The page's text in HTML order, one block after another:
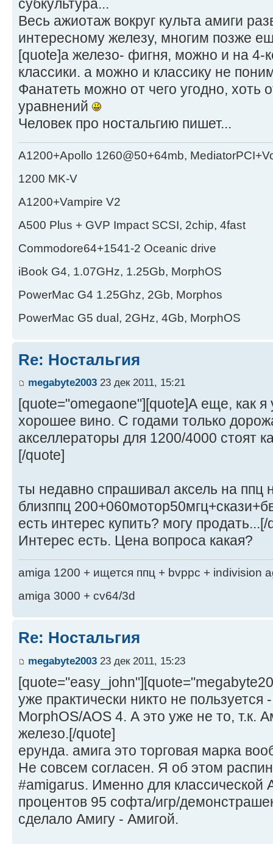
субкультура...
Весь ажиотаж вокруг культа амиги
интересному железу, многим позже
[quote]а железо- фигня, можно и на
классики. а можно и классику не
Фанатеть можно от чего угодно,
уравнений
Человек про ностальгию пишет...
A1200+Apollo 1260@50+64mb,
1200 MK-V
A1200+Vampire V2
А500 Plus + GVP Impact SCSI, 2chip, 4fast
Commodore64+1541-2 Oceanic drive
iBook G4, 1.07GHz, 1.25Gb, MorphOS
PowerMac G4 1.25Ghz, 2Gb, Morphos
PowerMac G5 dual, 2GHz, 4Gb, MorphOS
Re: Ностальгия
megabyte2003 23 дек 2011, 15:21
[quote="omegaone"][quote]А еще, как я
хорошее вино. С годами только
акселлераторы для 1200/4000 стоят
[/quote]
ты недавно спрашивал аксель на ппц
близппц
есть интерес купить? могу продать...[/
Интерес есть. Цена вопроса какая?
amiga 1200 + ищется ппц + bvppc + indivision
amiga 3000 + cv64/3d
Re: Ностальгия
megabyte2003 23 дек 2011, 15:23
уже практически никто не пользуется
MorphOS/AOS 4. А это уже не то, т.к.
железо.[/quote]
ерунда. амига это торговая марка
Не совсем согласен. Я об этом
#amigarus. Именно для классической
процентов 95 софта/игр/
сделало Амигу - Амигой.